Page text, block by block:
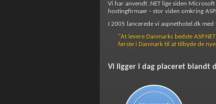
Vi har anvendt .NET lige siden
hostingfirmaer - stor viden omkring
I 2005 lancerede vi aspnethotel.dk
"At levere Danmarks bedste
første i Danmark til at tilbyde de
Vi ligger i dag placeret blandt